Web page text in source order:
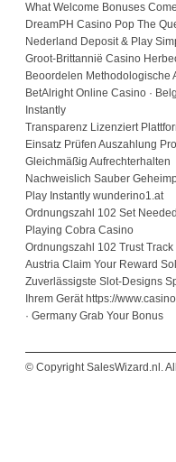
What Welcome Bonuses Come
DreamPH Casino Pop The
Nederland Deposit & Play
Groot-Brittannië Casino
Beoordelen Methodologische
BetAlright Online Casino ·
Instantly
Transparenz Lizenziert
Einsatz Prüfen Auszahlung
Gleichmäßig Aufrechterhalten
Nachweislich Sauber
Play Instantly wunderino1.at
Ordnungszahl 102 Set
Playing Cobra Casino
Ordnungszahl 102 Trust Track
Austria Claim Your Reward
Zuverlässigste Slot-Designs
Ihrem Gerät https://
· Germany Grab Your Bonus
© Copyright SalesWizard.nl.